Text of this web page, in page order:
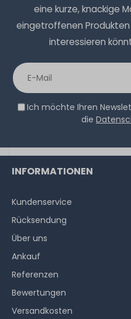
eine kurze, knackige
eingetroffenen
interessieren
Ich möchte Ihren
die
INFORMATIONEN
Kundenservice
Rücksendung
Über uns
Ankauf
Referenzen
Bewertungen
Versandkosten